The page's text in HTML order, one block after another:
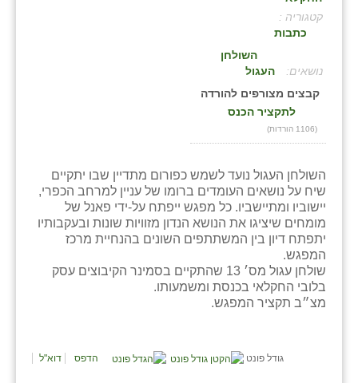
קטגוריה :
כתבות
:
השולחן
העגול
קבצים מצורפים להורדה
לתקציר הכנס
(1106 הורדות)
השולחן העגול נועד לשמש כפורום מתדיין שבו יתקיים
שיח על נושאים העומדים ברומו של עניין למרחב הכפרי,
יישוביו ומתיישביו. כל מפגש ייפתח על-ידי פאנל של
מומחים שיציגו את הנושא הנדון מזוויות שונות ובעקבותיו
יתפתח דיון בין המשתתפים השונים בהנחיית מרכז
המפגש.
שולחן עגול מס׳ 13 שהתקיים בסמינר הקיבוצים עסק
בלובי החקלאי בכנסת ומשמעותו.
מצ״ב תקציר המפגש.
גודל פונט הדפס דוא"ל
בני ציון
ֿגבעת שפירא
גן השומרון
גני עם
גני יהודה
גנות
ורד יריחו